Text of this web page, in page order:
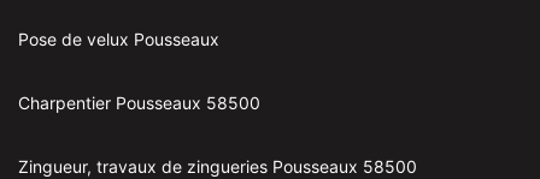
Pose de velux Pousseaux
Charpentier Pousseaux 58500
Zingueur, travaux de zingueries Pousseaux 58500